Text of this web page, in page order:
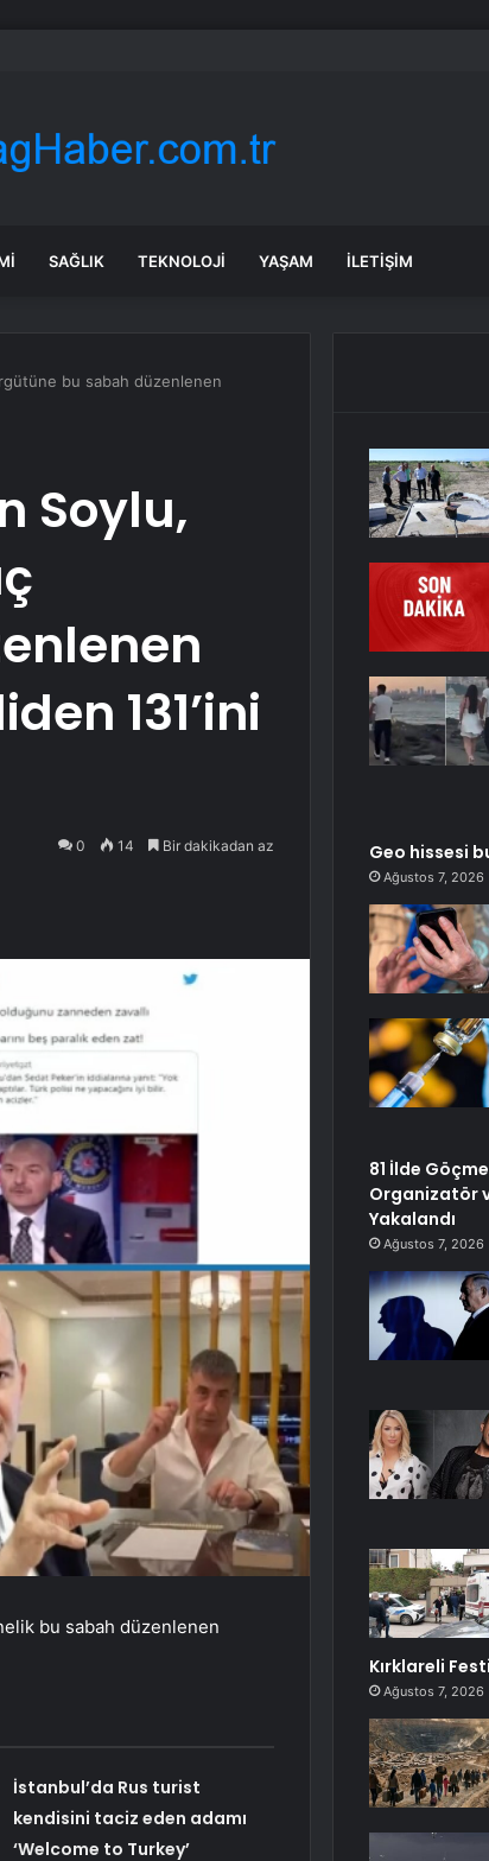
şahsa özel af yok
SAĞLIK TEKNOLOJI YAŞAM İLETIŞIM
bu sabah düzenlenen
Soylu,
131’ini
0 14 Bir dakikadan az
bu sabah düzenlenen
İstanbul’da Rus turist
kendisini taciz eden adamı
‘Welcome to Turkey’
Geo hissesi
Ağustos 7, 2026
81 İlde
Organizatör
Yakalandı
Ağustos 7, 2026
Kırklareli
Ağustos 7, 2026